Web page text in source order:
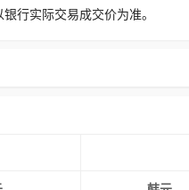
行实际交易成交价为准。